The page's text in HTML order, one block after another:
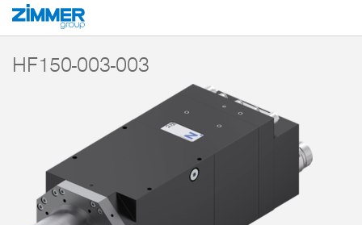
Inicio Productos
HF150-003-003